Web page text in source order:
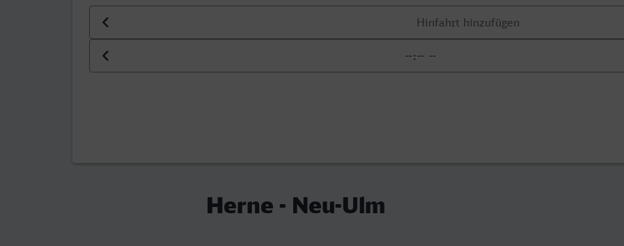
Datum der Hinfahrt
Uhrzeit der Hinfahrt
Herne - Neu-Ulm